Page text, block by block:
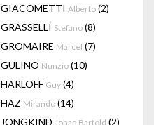
GIACOMETTI Alberto (2)
GRASSELLI Stefano (8)
GROMAIRE Marcel (7)
GULINO Nunzio (10)
HARLOFF Guy (4)
HAZ Mirando (14)
JONGKIND Johan Bartold (2)